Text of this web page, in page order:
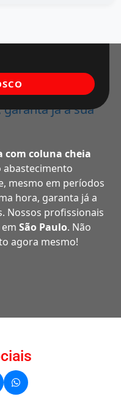
garanta já a sua
com coluna cheia
abastecimento
mesmo em períodos
hora, garanta já a
Nossos profissionais
São Paulo. Não
agora mesmo!